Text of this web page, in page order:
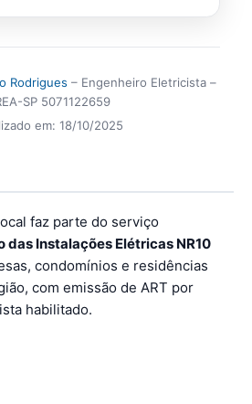
Rodrigues – Engenheiro Eletricista –
SP 5071122659
em: 18/10/2025
faz parte do serviço
das Instalações Elétricas NR10
condomínios e residências
com emissão de ART por
habilitado.